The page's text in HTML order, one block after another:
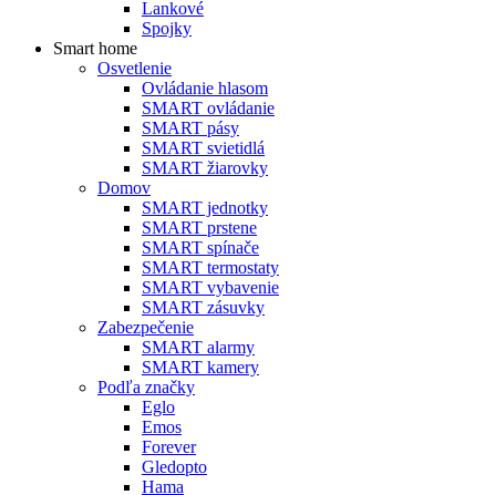
Lankové
Spojky
Smart home
Osvetlenie
Ovládanie hlasom
SMART ovládanie
SMART pásy
SMART svietidlá
SMART žiarovky
Domov
SMART jednotky
SMART prstene
SMART spínače
SMART termostaty
SMART vybavenie
SMART zásuvky
Zabezpečenie
SMART alarmy
SMART kamery
Podľa značky
Eglo
Emos
Forever
Gledopto
Hama